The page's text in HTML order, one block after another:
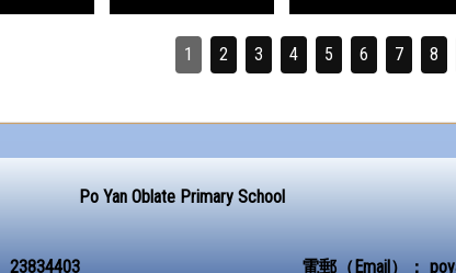
1 2 3 4 5 6 7 8
Po Yan Oblate Primary School
23834403 電郵（Email）：